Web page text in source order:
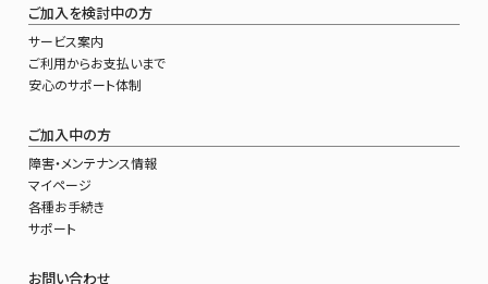
ご加入を検討中の方
サービス案内
ご利用からお支払いまで
安心のサポート体制
ご加入中の方
障害・メンテナンス情報
マイページ
各種お手続き
サポート
お問い合わせ